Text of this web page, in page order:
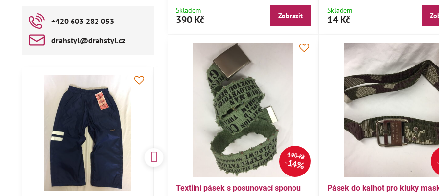
Skladem
390 Kč Zobrazit
Skladem
14 Kč
190 Kč
14%
Textilní pásek s posunovací sponou Pásek do kalhot pro kluky
+420 603 282 053
drahstyl​@drahstyl​.cz
28%